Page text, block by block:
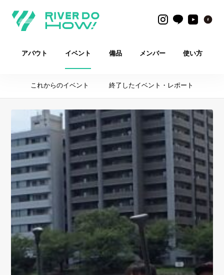
アバウト イベント 備品 メンバー 使い方
これからのイベント 終了したイベント・レポート